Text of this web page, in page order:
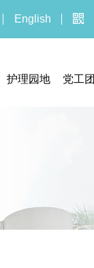
English
护理园地 党工